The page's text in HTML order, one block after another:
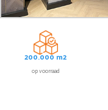
200.000 m2
op voorraad